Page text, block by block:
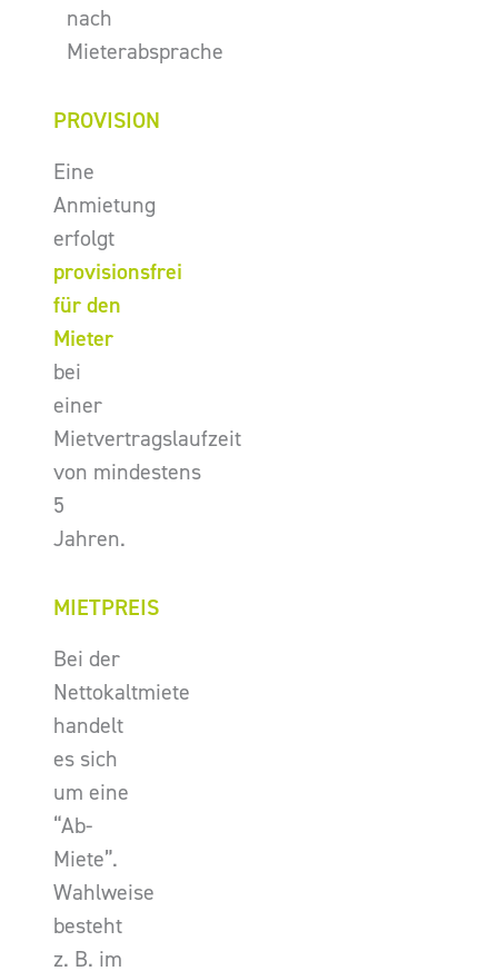
nach
Mieterabsprache
PROVISION
Eine
Anmietung
erfolgt
provisionsfrei
für den
Mieter
bei
einer
Mietvertragslaufzeit
von mindestens
5
Jahren.
MIETPREIS
Bei der
Nettokaltmiete
handelt
es sich
um eine
“Ab-
Miete”.
Wahlweise
besteht
z. B. im